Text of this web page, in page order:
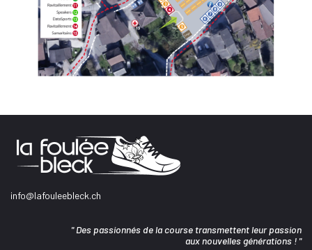
info@lafouleebleck.ch
" Des passionnés de la course transmettent leur passion
aux nouvelles générations ! "